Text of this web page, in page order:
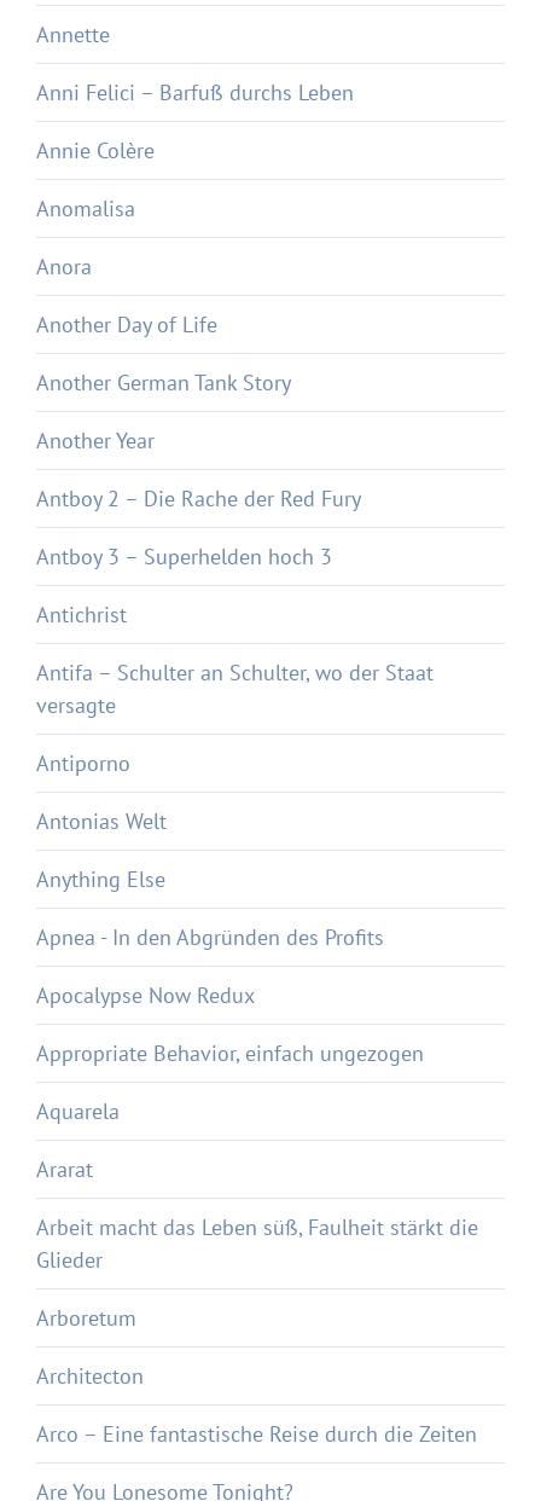
Annette
Anni Felici – Barfuß durchs Leben
Annie Colère
Anomalisa
Anora
Another Day of Life
Another German Tank Story
Another Year
Antboy 2 – Die Rache der Red Fury
Antboy 3 – Superhelden hoch 3
Antichrist
Antifa – Schulter an Schulter, wo der Staat
versagte
Antiporno
Antonias Welt
Anything Else
Apnea - In den Abgründen des Profits
Apocalypse Now Redux
Appropriate Behavior, einfach ungezogen
Aquarela
Ararat
Arbeit macht das Leben süß, Faulheit stärkt die
Glieder
Arboretum
Architecton
Arco – Eine fantastische Reise durch die Zeiten
Are You Lonesome Tonight?